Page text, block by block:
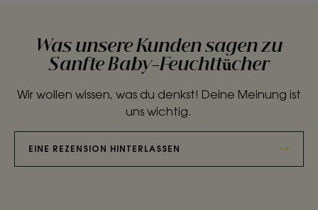
Was unsere Kunden sagen zu
Sanfte Baby-Feuchttücher
Wir wollen wissen, was du denkst! Deine Meinung ist
uns wichtig.
EINE REZENSION HINTERLASSEN